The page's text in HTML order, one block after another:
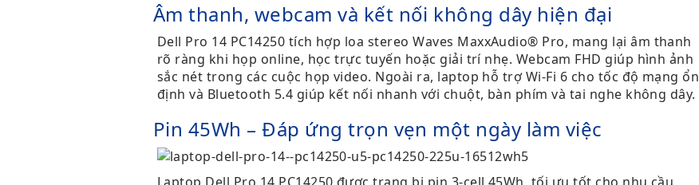
Âm thanh, webcam và kết nối không dây hiện đại
Dell Pro 14 PC14250 tích hợp loa stereo Waves MaxxAudio® Pro, mang lại âm thanh
rõ ràng khi họp online, học trực tuyến hoặc giải trí nhẹ. Webcam FHD giúp hình ảnh
sắc nét trong các cuộc họp video. Ngoài ra, laptop hỗ trợ Wi-Fi 6 cho tốc độ mạng ổn
định và Bluetooth 5.4 giúp kết nối nhanh với chuột, bàn phím và tai nghe không dây.
Pin 45Wh – Đáp ứng trọn vẹn một ngày làm việc